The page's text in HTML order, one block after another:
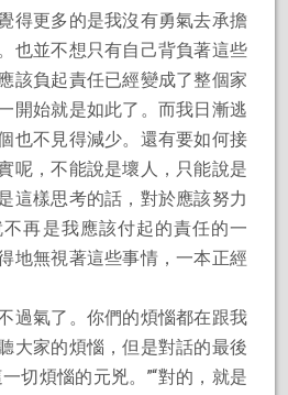
得更多的是我沒有勇氣去承擔
也並不想只有自己背負著這些
該負起責任已經變成了整個家
開始就是如此了。而我日漸逃
也不見得減少。還有要如何接
呢，不能說是壞人，只能說是
這樣思考的話，對於應該努力
再是我應該付起的責任的一
地無視著這些事情，一本正經
過氣了。你們的煩惱都在跟我
大家的煩惱，但是對話的最後
切煩惱的元兇。”“對的，就是